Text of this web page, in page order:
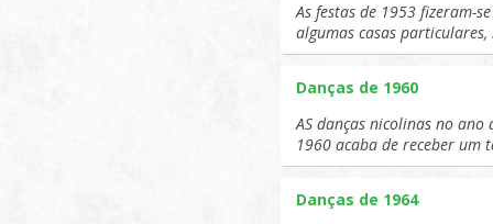
As festas de 1953 fizeram-
algumas casas
Danças de 1960
AS danças nicolinas no ano
1960 acaba de receber um
Danças de 1964